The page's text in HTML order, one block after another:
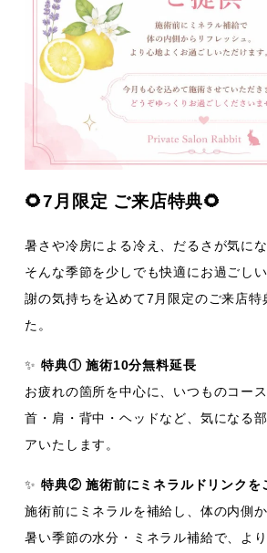
🌻7月限定 ご来店特典🌻
暑さや冷房による冷え、だるさが気にな
そんな季節を少しでも快適にお過ごし
謝の気持ちを込めて7月限定のご来店特
た。
✨ 特典① 施術10分無料延長
お疲れの箇所を中心に、いつものコー
首・肩・背中・ヘッドなど、気になる
アいたします。
✨ 特典② 施術前にミネラルドリンクを
施術前にミネラルを補給し、体の内側
暑い季節の水分・ミネラル補給で、よ